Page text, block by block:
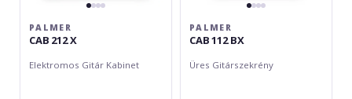
PALMER
CAB 212 X
Elektromos Gitár Kabinet
PALMER
CAB 112 BX
Üres Gitárszekrény